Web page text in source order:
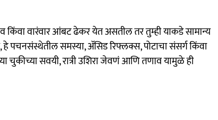
वारंवार आंबट ढेकर येत असतील तर तुम्ही याकडे सामान्य
हे पचनसंस्थेतील समस्या, ॲसिड रिफ्लक्स, पोटाचा संसर्ग किंवा
सवयी, रात्री उशिरा जेवणं आणि तणाव यामुळे ही